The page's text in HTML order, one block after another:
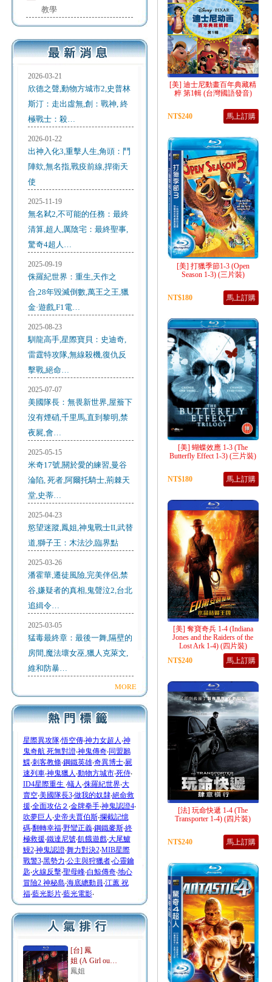
教學
2026-03-21
欣德之聲,動物方城市2,史普林
斯汀：走出虛無,創：戰神, 終
極戰士：殺…
2026-01-22
出神入化3,重擊人生,角頭：鬥
陣欸,無名指,戰疫前線,捍衛天
使
2025-11-19
無名弒2,不可能的任務：最終
清算,超人,厲陰宅：最終聖事,
驚奇4超人…
2025-09-19
侏羅紀世界：重生,天作之
合,28年毀滅倒數,萬王之王,獵
金·遊戲,F1電…
2025-08-23
馴龍高手,星際寶貝：史迪奇,
雷霆特攻隊,無線殺機,復仇反
擊戰,絕命…
2025-07-07
美國隊長：無畏新世界,屋簷下
沒有煙硝,千里馬,直到黎明,禁
夜屍,會…
2025-05-15
米奇17號,關於愛的練習,曼谷
淪陷, 死者,阿爾托騎士,荊棘天
堂,史蒂…
2025-04-23
慾望迷蹤,鳳姐,神鬼戰士II,武替
道,獅子王：木法沙,臨界點
2025-03-26
潘霍華,遷徒風險,完美伴侶,禁
谷,嫌疑者的真相,鬼聲泣2,台北
追緝令…
2025-03-05
猛毒最終章：最後一舞,隔壁的
房間,魔法壞女巫,獵人克萊文,
維和防暴…
MORE
星際異攻隊‧悟空傳‧神力女超人 ‧神
鬼奇航 死無對證‧神鬼傳奇‧同盟鶼
鰈‧刺客教條‧鋼鐵英雄‧奇異博士‧屍
速列車‧神鬼獵人 ‧動物方城市‧死侍‧
ID4星際重生 ‧蟻人 ‧侏羅紀世界‧大
賣空‧美國隊長3‧做我的奴隸‧絕命救
援‧全面攻佔２ ‧金牌拳手‧神鬼認證4‧
吹夢巨人 ‧史帝夫賈伯斯‧攔截記憶
碼‧翻轉幸福‧野蠻正義‧鋼鐵麥斯‧終
極救援‧鐵達尼號‧飢餓遊戲‧大尾鱸
鰻2‧神鬼認證‧舞力對決2‧MIB星際
戰警3‧黑勢力‧公主與狩獵者‧心靈鑰
匙‧火線反擊‧聖母峰‧白鯨傳奇‧地心
冒險2 神秘島‧海底總動員‧江蕙 祝
福‧藍光影片‧藍光電影‧
[台] 鳳
姐 (A Girl ou…
鳳姐
[美] 迪士尼動畫百年典藏精
粹 第1輯 (台灣國語發音)
NT$240 馬上訂購
[美] 打獵季節1-3 (Open
Season 1-3) (三片裝)
NT$180 馬上訂購
[美] 蝴蝶效應 1-3 (The
Butterfly Effect 1-3) (三片裝)
NT$180 馬上訂購
[美] 奪寶奇兵 1-4 (Indiana
Jones and the Raiders of the
Lost Ark 1-4) (四片裝)
NT$240
馬上訂購
[法] 玩命快遞 1-4 (The
Transporter 1-4) (四片裝)
NT$240 馬上訂購